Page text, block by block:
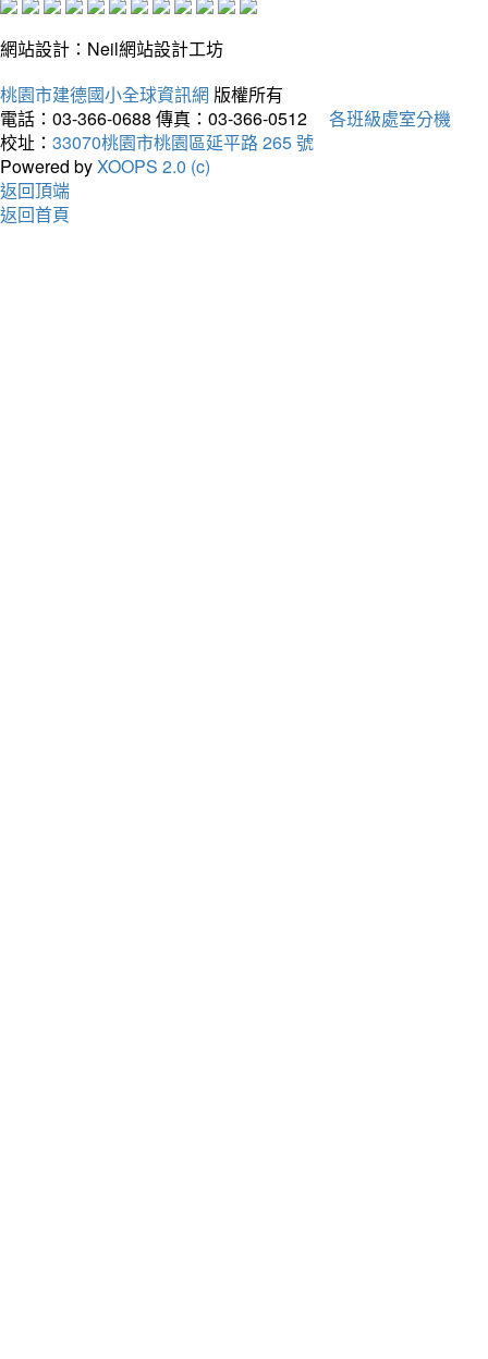
網站設計：Neil網站設計工坊
桃園市建德國小全球資訊網 版權所有
電話：03-366-0688 傳真：03-366-0512
各班級處室分機
校址： 33070桃園市桃園區延平路 265 號
Powered byXOOPS 2.0 (c)
返回頂端
返回首頁